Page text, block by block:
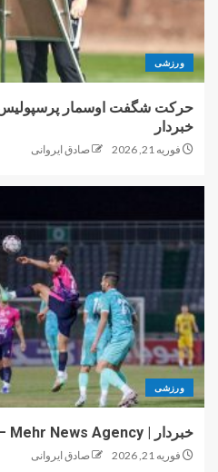
ورزشی
حرکت شگفت اوسمار پرسپولیس
خبردار
فوریه 21, 2026 صادق ایروانی
ورزشی
خبردار | Mehr News Agency – لیگ برتر فوتبال
فوریه 21, 2026 صادق ایروانی